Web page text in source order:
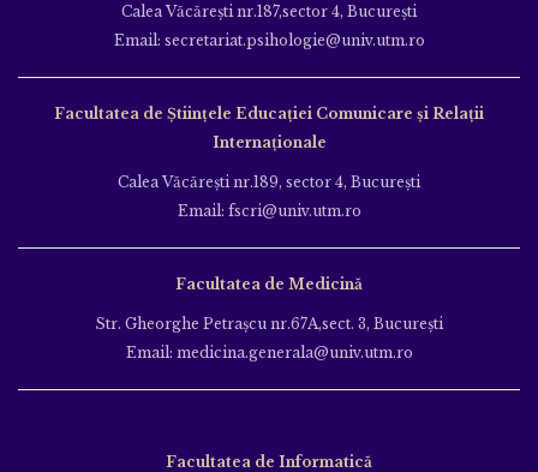
Calea Văcăreşti nr.187,sector 4, Bucureşti
Email: secretariat.psihologie@univ.utm.ro
Facultatea de Ştiinţele Educației Comunicare și Relații
Internaționale
Calea Văcăreşti nr.189, sector 4, Bucureşti
Email: fscri@univ.utm.ro
Facultatea de Medicină
Str. Gheorghe Petraşcu nr.67A,sect. 3, Bucureşti
Email: medicina.generala@univ.utm.ro
Facultatea de Informatică